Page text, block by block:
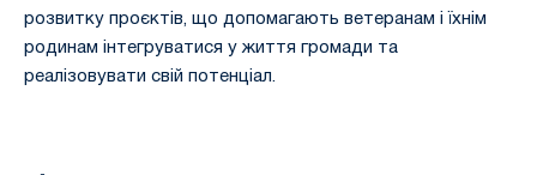
розвитку проєктів, що допомагають ветеранам і їхнім
родинам інтегруватися у життя громади та
реалізовувати свій потенціал.